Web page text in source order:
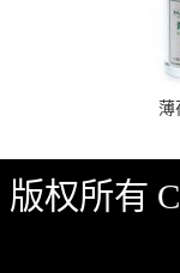
薄
版权所有